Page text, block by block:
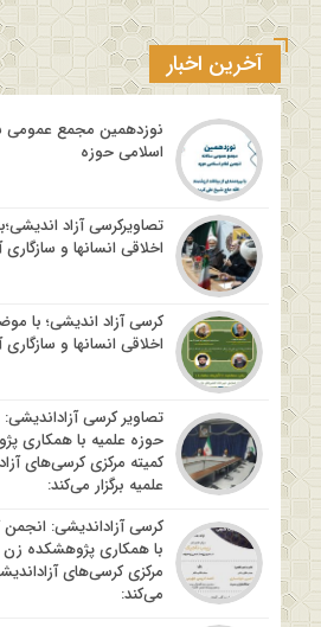
آخرین اخبار
نوزدهمین مجمع عمومی
اسلامی حوزه
تصاویرکرسی آزاد
اخلاقی انسانها و
کرسی آزاد اندیشی؛ با
اخلاقی انسانها و
تصاویر کرسی
حوزه علمیه با همکاری
کمیته مرکزی کرسی‌های
علمیه برگزار می‌کند:
کرسی آزاداندیشی: انجمن
با همکاری پژوهشکده زن
مرکزی کرسی‌های
می‌کند: